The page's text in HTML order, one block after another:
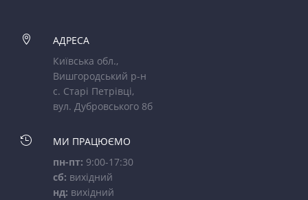

АДРЕСА
Київська обл.,
Вишгородський р-н
с. Старі Петрівці,
вул. Дубровського 8б

МИ ПРАЦЮЄМО
пн-пт: 9:00-17:30
сб: вихідний
нд: вихідний